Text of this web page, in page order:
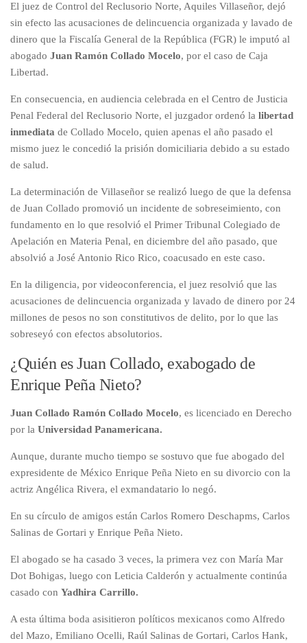
El juez de Control del Reclusorio Norte, Aquiles Villaseñor, dejó
sin efecto las acusaciones de delincuencia organizada y lavado de
dinero que la Fiscalía General de la República (FGR) le imputó al
abogado Juan Ramón Collado Mocelo, por el caso de Caja
Libertad.
En consecuencia, en audiencia celebrada en el Centro de Justicia
Penal Federal del Reclusorio Norte, el juzgador ordenó la libertad
inmediata de Collado Mocelo, quien apenas el año pasado el
mismo juez le concedió la prisión domiciliaria debido a su estado
de salud.
La determinación de Villaseñor se realizó luego de que la defensa
de Juan Collado promovió un incidente de sobreseimiento, con
fundamento en lo que resolvió el Primer Tribunal Colegiado de
Apelación en Materia Penal, en diciembre del año pasado, que
absolvió a José Antonio Rico Rico, coacusado en este caso.
En la diligencia, por videoconferencia, el juez resolvió que las
acusaciones de delincuencia organizada y lavado de dinero por 24
millones de pesos no son constitutivos de delito, por lo que las
sobreseyó con efectos absolutorios.
¿Quién es Juan Collado, exabogado de
Enrique Peña Nieto?
Juan Collado Ramón Collado Mocelo, es licenciado en Derecho
por la Universidad Panamericana.
Aunque, durante mucho tiempo se sostuvo que fue abogado del
expresidente de México Enrique Peña Nieto en su divorcio con la
actriz Angélica Rivera, el exmandatario lo negó.
En su círculo de amigos están Carlos Romero Deschapms, Carlos
Salinas de Gortari y Enrique Peña Nieto.
El abogado se ha casado 3 veces, la primera vez con María Mar
Dot Bohigas, luego con Leticia Calderón y actualmente continúa
casado con Yadhira Carrillo.
A esta última boda asisitieron políticos mexicanos como Alfredo
del Mazo, Emiliano Ocelli, Raúl Salinas de Gortari, Carlos Hank,